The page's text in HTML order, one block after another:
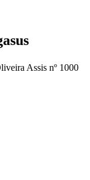
Assis nº 1000